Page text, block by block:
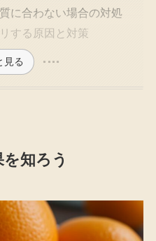
に合わない場合の対処
する原因と対策
見る
知ろう